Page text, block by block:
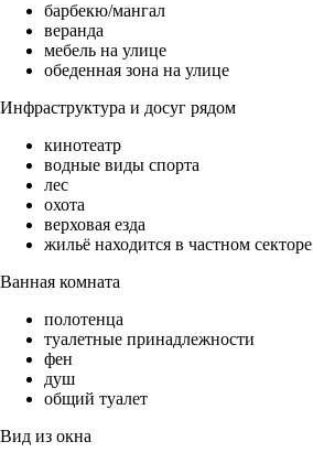
барбекю/мангал
веранда
мебель на улице
обеденная зона на улице
Инфраструктура и досуг рядом
кинотеатр
водные виды спорта
лес
охота
верховая езда
жильё находится в частном секторе
Ванная комната
полотенца
туалетные принадлежности
фен
душ
общий туалет
Вид из окна